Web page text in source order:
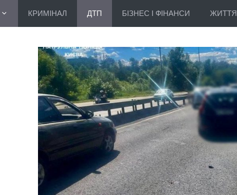
КРИМІНАЛ ДТП БІЗНЕС І ФІНАНСИ ЖИТТЯ